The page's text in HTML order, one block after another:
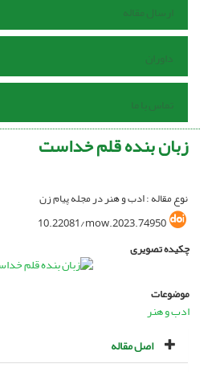
ارسال مقاله
داوران
تماس با ما
زبان بنده قلم خداست
نوع مقاله : ادب و هنر در مجله پیام زن
10.22081/mow.2023.74950
چکیده تصویری
موضوعات
ادب و هنر
اصل مقاله